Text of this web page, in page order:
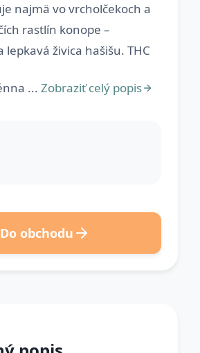
najmä vo vrcholčekoch a
rastlín konope –
živica hašišu. THC
... Zobraziť celý popis
Do obchodu